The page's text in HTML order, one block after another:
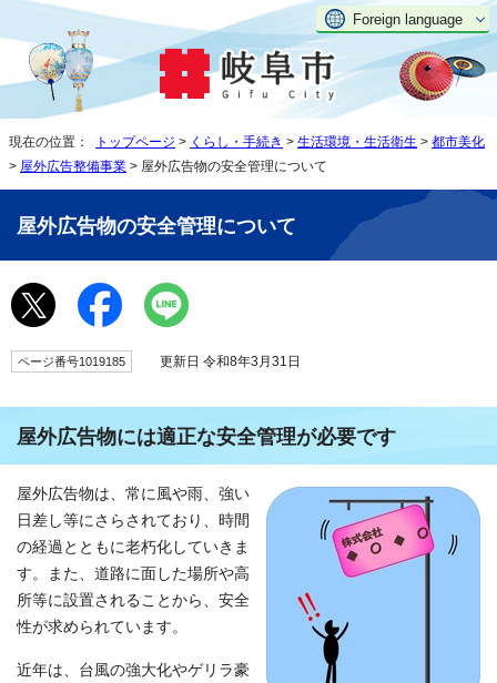
Foreign language
現在の位置： トップページ > くらし・手続き > 生活環境・生活衛生 > 都市美化
> 屋外広告整備事業 > 屋外広告物の安全管理について
屋外広告物の安全管理について
ページ番号1019185 更新日 令和8年3月31日
屋外広告物には適正な安全管理が必要です
屋外広告物は、常に風や雨、強い
日差し等にさらされており、時間
の経過とともに老朽化していきま
す。また、道路に面した場所や高
所等に設置されることから、安全
性が求められています。
近年は、台風の強大化やゲリラ豪